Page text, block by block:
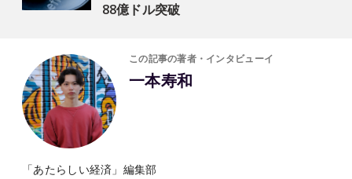
88億ドル突破
この記事の著者・インタビューイ
一本寿和
「あたらしい経済」編集部